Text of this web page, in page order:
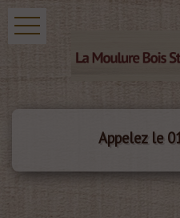
Appelez le